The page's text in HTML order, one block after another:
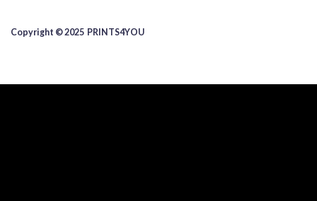
Copyright © 2025 ​PRINTS4YOU